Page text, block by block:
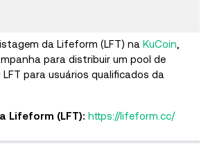
da Lifeform (LFT) na KuCoin
para distribuir um pool de
para usuários qualificados da
Lifeform (LFT): https://lifeform.cc/